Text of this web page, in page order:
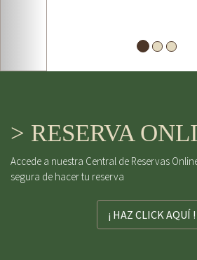
> RESERVA
Accede a nuestra Central de Reservas
segura de hacer tu reserva
¡ HAZ CLICK AQUÍ !